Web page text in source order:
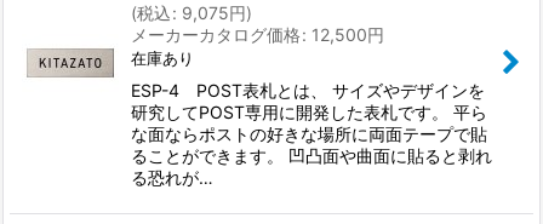
(税込: 9,075円)
メーカーカタログ価格: 12,500円
在庫あり
ESP-4 POST表札とは、 サイズやデザインを
研究してPOST専用に開発した表札です。 平ら
な面ならポストの好きな場所に両面テープで貼
ることができます。 凹凸面や曲面に貼ると剥れ
る恐れが…